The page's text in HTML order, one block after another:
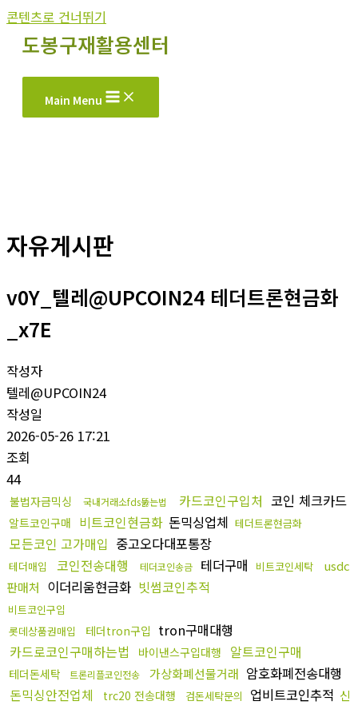
콘텐츠로 건너뛰기
도봉구재활용센터
Main Menu
자유게시판
v0Y_텔레@UPCOIN24 테더트론현금화
_x7E
작성자
텔레@UPCOIN24
작성일
2026-05-26 17:21
조회
44
불법자금믹싱 국내거래소fds뚫는법 카드코인구입처 코인 체크카드
알트코인구매 비트코인현금화 돈믹싱업체 테더트론현금화
모든코인 고가매입 중고오다대포통장
테더매입 코인전송대행 테더코인송금 테더구매 비트코인세탁
usdc
판매처 이더리움현금화 빗썸코인추적
비트코인구입
롯데상품권매입
테더tron구입 tron구매대행
카드로코인구매하는법
바이낸스구입대행 알트코인구매
테더돈세탁 트론리플코인전송 가상화폐선물거래 암호화폐전송대행
돈믹싱안전업체
trc20 전송대행 검돈세탁문의 업비트코인추적 신